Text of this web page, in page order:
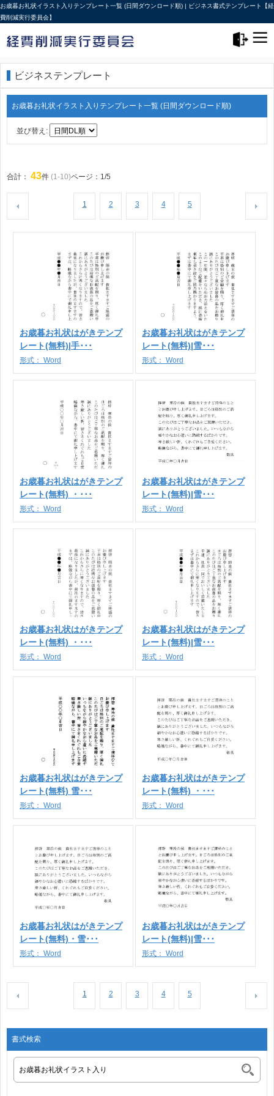
お歳暮お礼状イラスト入りテンプレート一覧 (日間ダウンロード順) | ビジネス書式テンプレート【経
費削減実行委員会】
ビジネステンプレート
お歳暮お礼状イラスト入りテンプレート一覧 (日間ダウンロード順)
並び替え:
合計： 43件 (1-10)ページ：1/5
1 2 3 4 5
お歳暮お礼状はがきテンプ
レート(無料)|手･･･
形式： Word
お歳暮お礼状はがきテンプ
レート(無料)|雪･･･
形式： Word
お歳暮お礼状はがきテンプ
レート(無料) ・･･･
形式： Word
お歳暮お礼状はがきテンプ
レート(無料)|雪･･･
形式： Word
お歳暮お礼状はがきテンプ
レート(無料) ・･･･
形式： Word
お歳暮お礼状はがきテンプ
レート(無料)|雪･･･
形式： Word
お歳暮お礼状はがきテンプ
レート(無料) 雪･･･
形式： Word
お歳暮お礼状はがきテンプ
レート(無料) ・･･･
形式： Word
お歳暮お礼状はがきテンプ
レート(無料)・雪･･･
形式： Word
お歳暮お礼状はがきテンプ
レート(無料)|雪･･･
形式： Word
1 2 3 4 5
書式検索